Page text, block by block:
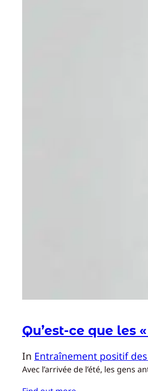
Qu’est-ce que les
In Entraînement positif
Avec l’arrivée de l’été, les